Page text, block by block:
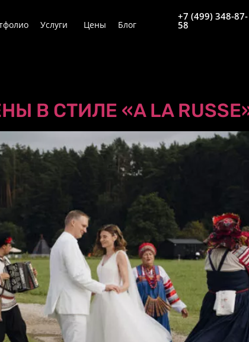
Услуги Цены Блог
+7 (499) 348-87-
58
В СТИЛЕ «A LA